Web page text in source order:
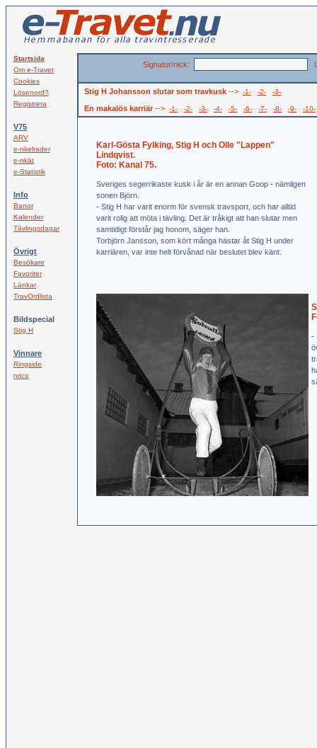
Startsida
Om e-Travet
Cookies
Lösenord?
Registrera
V75
ARV
e-nkelrader
e-nkät
e-Statistik
Info
Banor
Kalender
Tävlingsdagar
Övrigt
Besökare
Favoriter
Länkar
TravOrdlista
Bildspecial
Stig H
Vinnare
Ringside
nrico
Signatur/nick:
Stig H Johansson slutar som travkusk --> -1- -2- -3-
En makalös karriär --> -1- -2- -3- -4- -5- -6- -7- -8- -9- -10-
Karl-Gösta Fylking, Stig H och Olle "Lappen"
Lindqvist.
Foto: Kanal 75.
Sveriges segerrikaste kusk i år är en annan Goop - nämligen
sonen Björn.
- Stig H har varit enorm för svensk travsport, och har alltid
varit rolig att möta i tävling. Det är tråkigt att han slutar men
samtidigt förstår jag honom, säger han.
Torbjörn Jansson, som kört många hästar åt Stig H under
karriären, var inte helt förvånad när beslutet blev känt.
-